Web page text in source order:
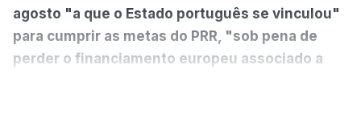
agosto "a que o Estado português se vinculou"
para cumprir as metas do PRR, "sob pena de
perder o financiamento europeu associado a